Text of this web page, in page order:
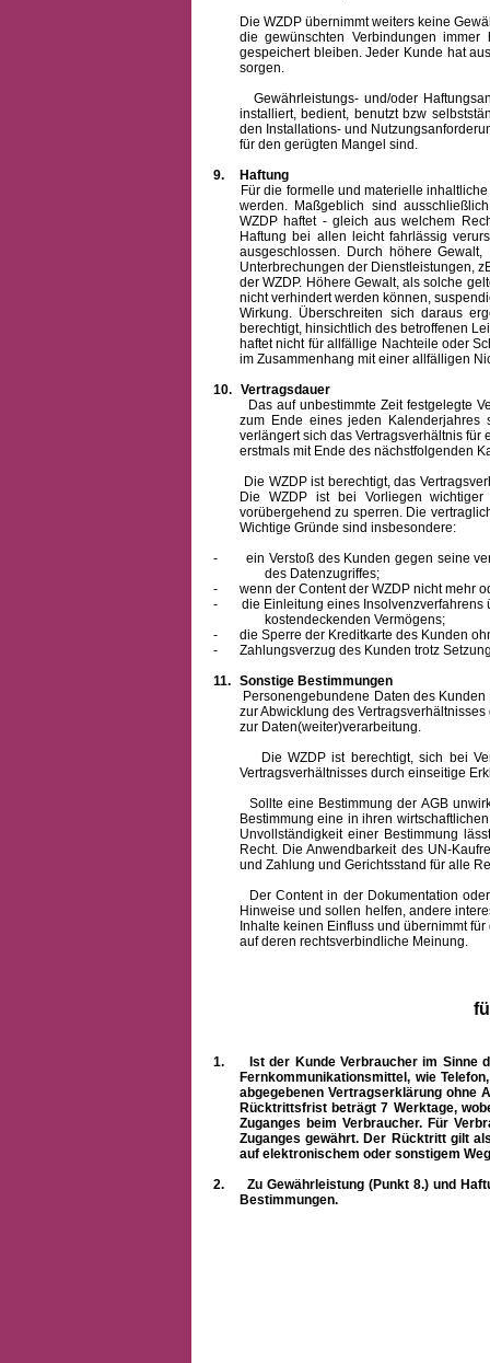
Die WZDP übernimmt weiters keine
die gewünschten Verbindungen
gespeichert bleiben. Jeder Kunde hat
sorgen.
Gewährleistungs- und/oder
installiert, bedient, benutzt bzw
den Installations- und
für den gerügten Mangel sind.
9.
Haftung
Für die formelle und materielle
werden. Maßgeblich sind
WZDP haftet - gleich aus welchem
Haftung bei allen leicht fahrlässig
ausgeschlossen. Durch höhere
Unterbrechungen der Dienstleistungen,
der WZDP. Höhere Gewalt, als solche
nicht verhindert werden können,
Wirkung. Überschreiten sich daraus
berechtigt, hinsichtlich des betroffenen
haftet nicht für allfällige Nachteile oder
im Zusammenhang mit einer allfälligen
10. Vertragsdauer
Das auf unbestimmte Zeit festgelegte
zum Ende eines jeden Kalenderjahres
verlängert sich das Vertragsverhältnis
erstmals mit Ende des nächstfolgenden
Die WZDP ist berechtigt, das
Die WZDP ist bei Vorliegen
vorübergehend zu sperren. Die
Wichtige Gründe sind insbesondere:
-
ein Verstoß des Kunden gegen seine
des Datenzugriffes;
-
wenn der Content der WZDP nicht mehr
-
die Einleitung eines
kostendeckenden Vermögens;
-
die Sperre der Kreditkarte des Kunden
-
Zahlungsverzug des Kunden trotz
11. Sonstige Bestimmungen
Personengebundene Daten des Kunden
zur Abwicklung des
zur Daten(weiter)verarbeitung.
Die WZDP ist berechtigt, sich bei
Vertragsverhältnisses durch einseitige
Sollte eine Bestimmung der AGB
Bestimmung eine in ihren
Unvollständigkeit einer Bestimmung
Recht. Die Anwendbarkeit des UN-
und Zahlung und Gerichtsstand für alle
Der Content in der Dokumentation oder
Hinweise und sollen helfen, andere
Inhalte keinen Einfluss und übernimmt
auf deren rechtsverbindliche Meinung.
1.
Ist der Kunde Verbraucher im Sinne
Fernkommunikationsmittel, wie
abgegebenen Vertragserklärung ohne
Rücktrittsfrist beträgt 7 Werktage,
Zuganges beim Verbraucher. Für
Zuganges gewährt. Der Rücktritt gilt
auf elektronischem oder sonstigem
2.
Zu Gewährleistung (Punkt 8.) und
Bestimmungen.